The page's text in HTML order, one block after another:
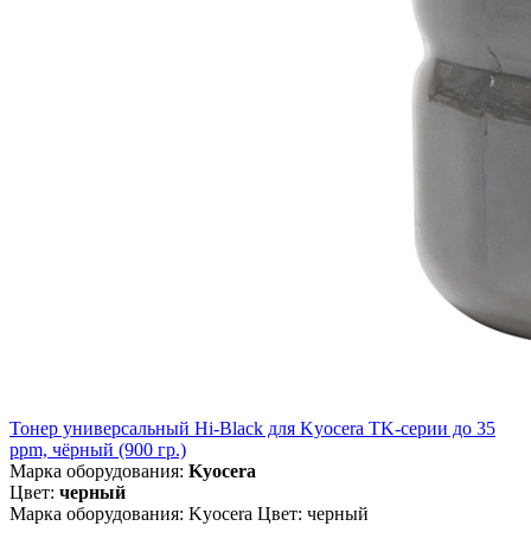
Тонер универсальный Hi-Black для Kyocera TK-серии до 35
ppm, чёрный (900 гр.)
Марка оборудования: Kyocera
Цвет: черный
Марка оборудования: Kyocera Цвет: черный